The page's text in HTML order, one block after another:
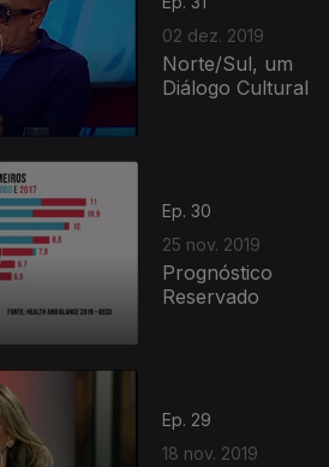
02 dez. 2019
Norte/Sul, um
Diálogo Cultural
Ep. 30
25 nov. 2019
Prognóstico
Reservado
Ep. 29
18 nov. 2019